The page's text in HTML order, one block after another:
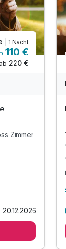
| 1 Nacht
110 €
220 €
Zimmer
20.12.2026